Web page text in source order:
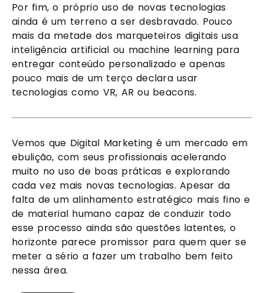
Por fim, o próprio uso de novas tecnologias
ainda é um terreno a ser desbravado. Pouco
mais da metade dos marqueteiros digitais usa
inteligência artificial ou machine learning para
entregar conteúdo personalizado e apenas
pouco mais de um terço declara usar
tecnologias como VR, AR ou beacons.
Vemos que Digital Marketing é um mercado em
ebulição, com seus profissionais acelerando
muito no uso de boas práticas e explorando
cada vez mais novas tecnologias. Apesar da
falta de um alinhamento estratégico mais fino e
de material humano capaz de conduzir todo
esse processo ainda são questões latentes, o
horizonte parece promissor para quem quer se
meter a sério a fazer um trabalho bem feito
nessa área.